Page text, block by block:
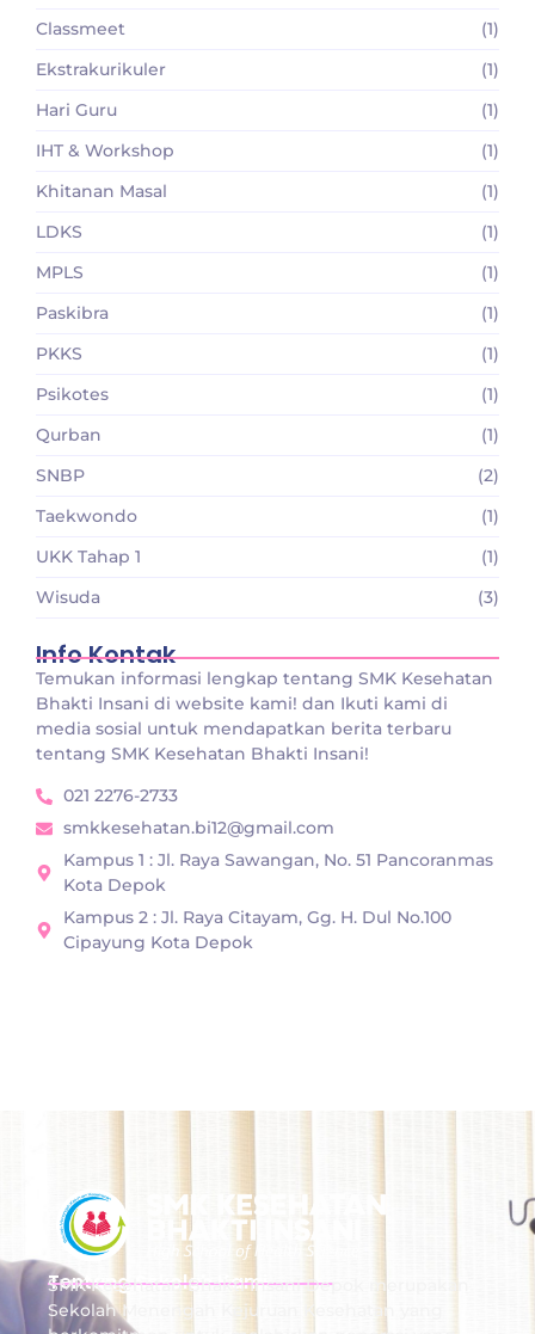
Classmeet
(1)
Ekstrakurikuler
(1)
Hari Guru
(1)
IHT & Workshop
(1)
Khitanan Masal
(1)
LDKS
(1)
MPLS
(1)
Paskibra
(1)
PKKS
(1)
Psikotes
(1)
Qurban
(1)
SNBP
(2)
Taekwondo
(1)
UKK Tahap 1
(1)
Wisuda
(3)
Info Kontak
Temukan informasi lengkap tentang SMK Kesehatan
Bhakti Insani di website kami! dan Ikuti kami di
media sosial untuk mendapatkan berita terbaru
tentang SMK Kesehatan Bhakti Insani!
021 2276-2733
smkkesehatan.bi12@gmail.com
Kampus 1 : Jl. Raya Sawangan, No. 51 Pancoranmas
Kota Depok
Kampus 2 : Jl. Raya Citayam, Gg. H. Dul No.100
Cipayung Kota Depok
Tentang Sekolah Kami
SMK Kesehatan Bhakti Insani Depok merupakan
Sekolah Menengah Kejuruan Kesehatan yang